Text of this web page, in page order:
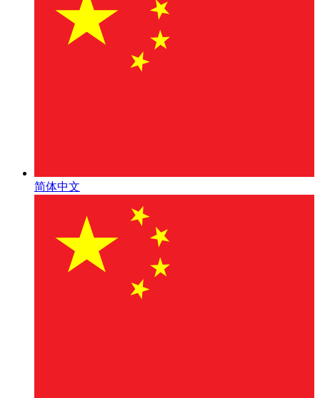
简体中文